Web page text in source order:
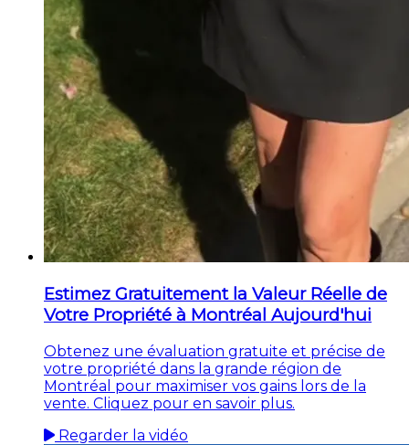
Estimez Gratuitement la Valeur Réelle de
Votre Propriété à Montréal Aujourd'hui
Obtenez une évaluation gratuite et précise de
votre propriété dans la grande région de
Montréal pour maximiser vos gains lors de la
vente. Cliquez pour en savoir plus.
Regarder la vidéo